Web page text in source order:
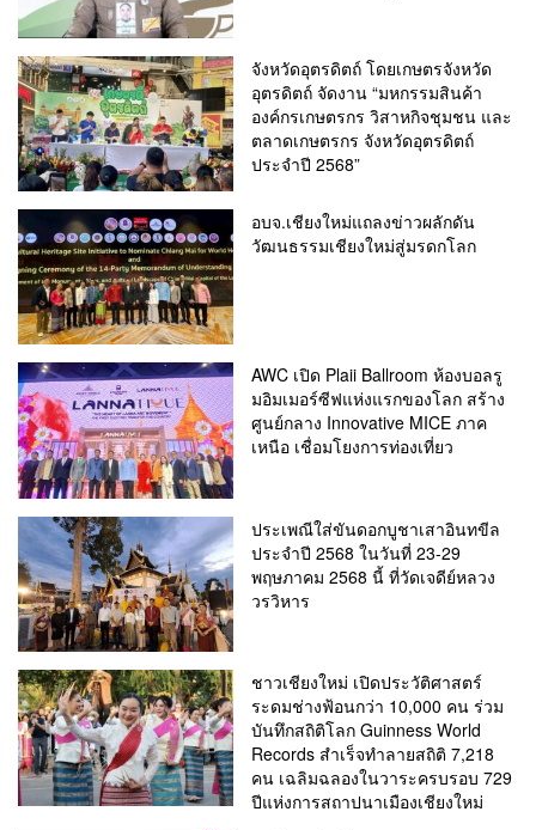
จังหวัดอุตรดิตถ์ โดยเกษตรจังหวัด
อุตรดิตถ์ จัดงาน “มหกรรมสินค้า
องค์กรเกษตรกร วิสาหกิจชุมชน และ
ตลาดเกษตรกร จังหวัดอุตรดิตถ์
ประจำปี 2568”
อบจ.เชียงใหม่แถลงข่าวผลักดัน
วัฒนธรรมเชียงใหม่สู่มรดกโลก
AWC เปิด Plaii Ballroom ห้องบอลรู
มอิมเมอร์ซีฟแห่งแรกของโลก สร้าง
ศูนย์กลาง Innovative MICE ภาค
เหนือ เชื่อมโยงการท่องเที่ยว
ประเพณีใส่ขันดอกบูชาเสาอินทขีล
ประจำปี 2568 ในวันที่ 23-29
พฤษภาคม 2568 นี้ ที่วัดเจดีย์หลวง
วรวิหาร
ชาวเชียงใหม่ เปิดประวัติศาสตร์
ระดมช่างฟ้อนกว่า 10,000 คน ร่วม
บันทึกสถิติโลก Guinness World
Records สำเร็จทำลายสถิติ 7,218
คน เฉลิมฉลองในวาระครบรอบ 729
ปีแห่งการสถาปนาเมืองเชียงใหม่